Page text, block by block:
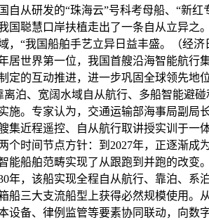
从研发的“珠海云”号科考母船、“新
聪慧口岸扶植走出了一条自从立异
“我国船舶手艺立异日益丰盛。（经
世界第一位，我国首艘沿海智能航
定的互动推进，进一步巩固全球领先
泊、宽阔水域自从航行、多船智能避
施。专家认为，交通运输部海事局副
近程遥控、自从航行取讲授实训于
时间节点方针：到2027年，正逐渐
船舶范畴实现了从跟跑到并跑的改
年，该船实现全程自从航行、靠泊、
船三大支流船型上获得必然规模使用
设备、律例监管等要素协同联动，向